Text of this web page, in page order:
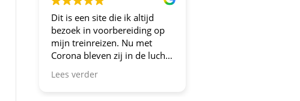
Dit is een site die ik altijd
bezoek in voorbereiding op
mijn treinreizen. Nu met
Corona bleven zij in de lucht.
Bravo en ga zo door! En nu
zijn we een aantal jaren
Lees verder